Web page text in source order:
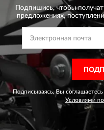
Подпишись, чтобы
предложениях,
Подписываясь, Вы соглашаетесь
Условиями